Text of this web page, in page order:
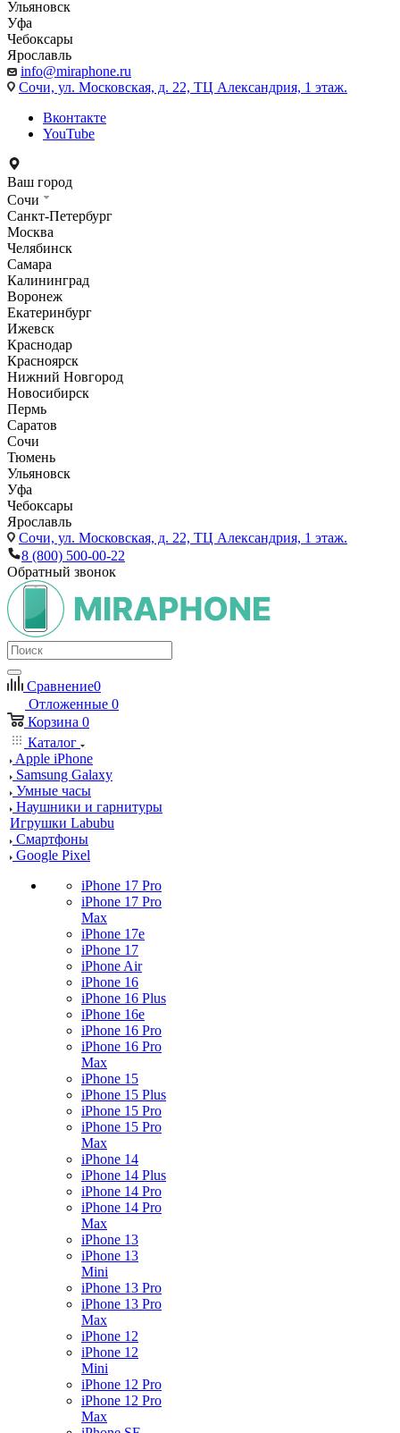
Ульяновск
Уфа
Чебоксары
Ярославль
info@miraphone.ru
Сочи, ул. Московская, д. 22, ТЦ Александрия, 1 этаж.
Вконтакте
YouTube
Ваш город
Сочи
Санкт-Петербург
Москва
Челябинск
Самара
Калининград
Воронеж
Екатеринбург
Ижевск
Краснодар
Красноярск
Нижний Новгород
Новосибирск
Пермь
Саратов
Сочи
Тюмень
Ульяновск
Уфа
Чебоксары
Ярославль
Сочи, ул. Московская, д. 22, ТЦ Александрия, 1 этаж.
8 (800) 500-00-22
Обратный звонок
Сравнение0
Отложенные 0
Корзина 0
Каталог
Apple iPhone
Samsung Galaxy
Умные часы
Наушники и гарнитуры
Игрушки Labubu
Смартфоны
Google Pixel
iPhone 17 Pro
iPhone 17 Pro
Max
iPhone 17e
iPhone 17
iPhone Air
iPhone 16
iPhone 16 Plus
iPhone 16e
iPhone 16 Pro
iPhone 16 Pro
Max
iPhone 15
iPhone 15 Plus
iPhone 15 Pro
iPhone 15 Pro
Max
iPhone 14
iPhone 14 Plus
iPhone 14 Pro
iPhone 14 Pro
Max
iPhone 13
iPhone 13
Mini
iPhone 13 Pro
iPhone 13 Pro
Max
iPhone 12
iPhone 12
Mini
iPhone 12 Pro
iPhone 12 Pro
Max